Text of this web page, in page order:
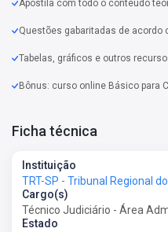
Apostila com todo o conteúdo
Questões gabaritadas de acordo
Tabelas, gráficos e outros
Bônus: curso online Básico para
Ficha técnica
Instituição
TRT-SP - Tribunal Regional
Cargo(s)
Estado